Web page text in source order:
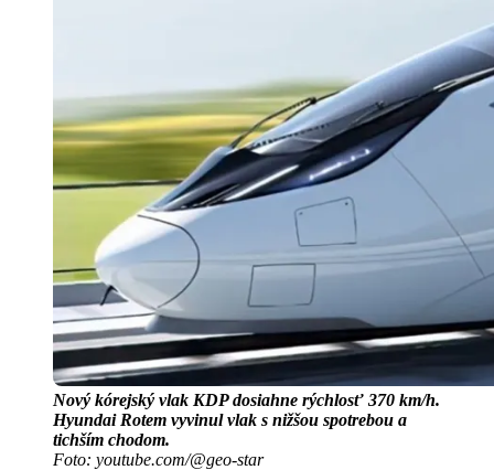
Nový kórejský vlak KDP dosiahne rýchlosť 370 km/h.
Hyundai Rotem vyvinul vlak s nižšou spotrebou a
tichším chodom.
Foto: youtube.com/@geo-star